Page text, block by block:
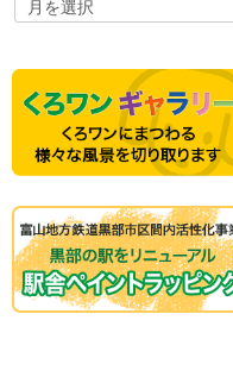
ー
イ
ブ